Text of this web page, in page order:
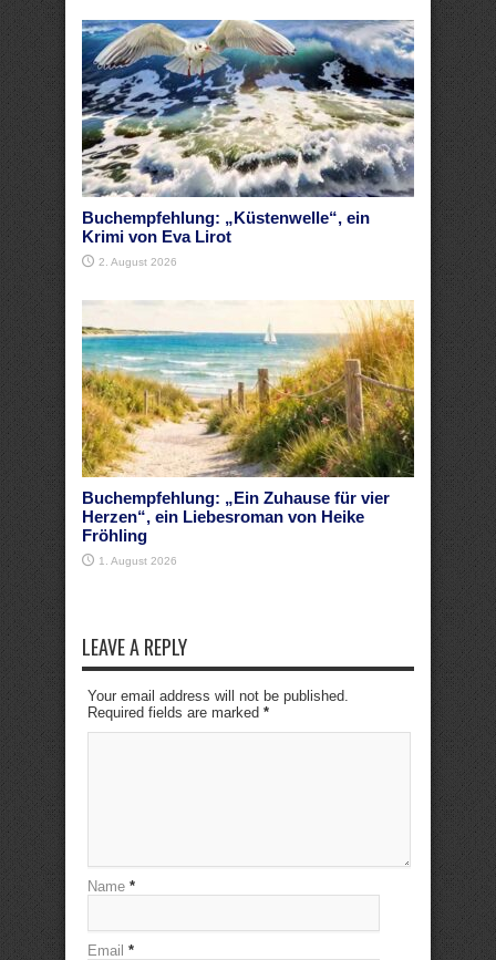
Buchempfehlung: „Küstenwelle“, ein
Krimi von Eva Lirot
2. August 2026
Buchempfehlung: „Ein Zuhause für vier
Herzen“, ein Liebesroman von Heike
Fröhling
1. August 2026
LEAVE A REPLY
Your email address will not be published.
Required fields are marked *
Name *
Email *